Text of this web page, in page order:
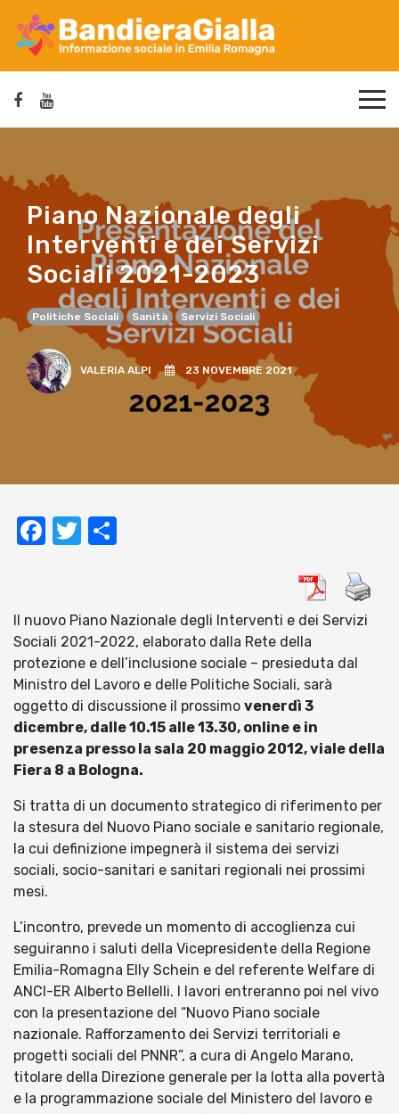
Piano Nazionale degli
Interventi e dei Servizi
Sociali 2021-2023
Politiche Sociali Sanità Servizi Sociali
VALERIA ALPI 23 NOVEMBRE 2021
Facebook
Twitter
Il nuovo Piano Nazionale degli Interventi e dei Servizi
Sociali 2021-2022, elaborato dalla Rete della
protezione e dell’inclusione sociale – presieduta dal
Ministro del Lavoro e delle Politiche Sociali, sarà
oggetto di discussione il prossimo venerdì 3
dicembre, dalle 10.15 alle 13.30, online e in
presenza presso la sala 20 maggio 2012, viale della
Fiera 8 a Bologna.
Si tratta di un documento strategico di riferimento per
la stesura del Nuovo Piano sociale e sanitario regionale,
la cui definizione impegnerà il sistema dei servizi
sociali, socio-sanitari e sanitari regionali nei prossimi
mesi.
L’incontro, prevede un momento di accoglienza cui
seguiranno i saluti della Vicepresidente della Regione
Emilia-Romagna Elly Schein e del referente Welfare di
ANCI-ER Alberto Bellelli. I lavori entreranno poi nel vivo
con la presentazione del “Nuovo Piano sociale
nazionale. Rafforzamento dei Servizi territoriali e
progetti sociali del PNNR”, a cura di Angelo Marano,
titolare della Direzione generale per la lotta alla povertà
e la programmazione sociale del Ministero del lavoro e